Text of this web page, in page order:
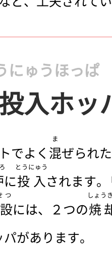
にゅうほっぱ
入ホッ
でよく 混
ま
ぜられ
に投入
とうにゅう
されます
つ
には、２つの焼
しょう
があります。